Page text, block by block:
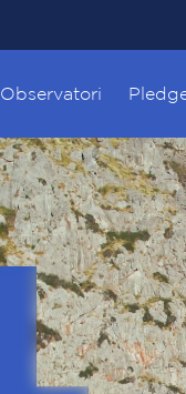
Observatori